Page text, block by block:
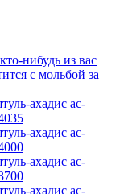
нибудь из вас
с мольбой за
ахадис ас-
ахадис ас-
ахадис ас-
ахадис ас-